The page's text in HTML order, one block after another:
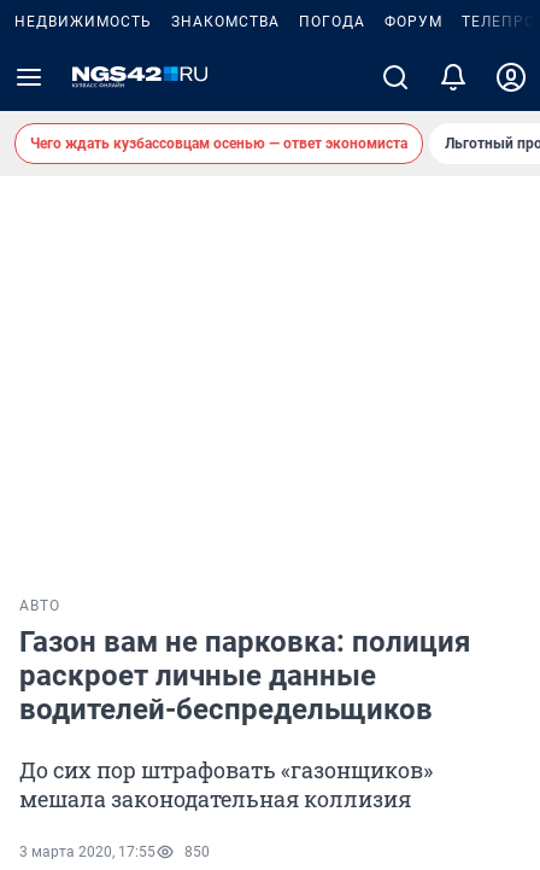
НЕДВИЖИМОСТЬ ЗНАКОМСТВА ПОГОДА ФОРУМ
Чего ждать кузбассовцам осенью — ответ экономиста Льготный
АВТО
Газон вам не парковка: полиция
раскроет личные данные
водителей-беспредельщиков
До сих пор штрафовать «газонщиков»
мешала законодательная коллизия
3 марта 2020, 17:55 850